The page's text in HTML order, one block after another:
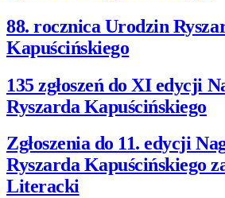
88. rocznica Urodzin
Kapuścińskiego
135 zgłoszeń do XI edycji
Ryszarda Kapuścińskiego
Zgłoszenia do 11. edycji
Ryszarda Kapuścińskiego
Literacki